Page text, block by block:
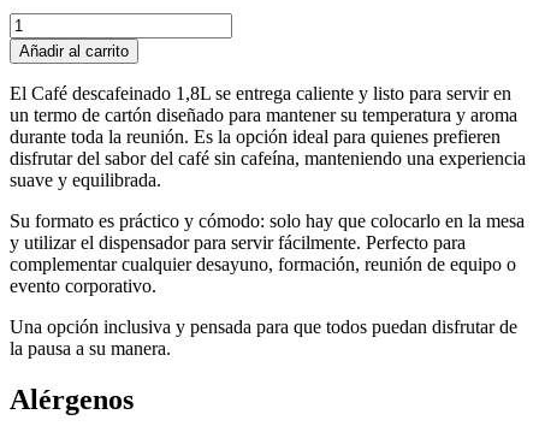
Café
descafeinado
1,8L
cantidad
Añadir al carrito
El Café descafeinado 1,8L se entrega caliente y listo para servir en
un termo de cartón diseñado para mantener su temperatura y aroma
durante toda la reunión. Es la opción ideal para quienes prefieren
disfrutar del sabor del café sin cafeína, manteniendo una experiencia
suave y equilibrada.
Su formato es práctico y cómodo: solo hay que colocarlo en la mesa
y utilizar el dispensador para servir fácilmente. Perfecto para
complementar cualquier desayuno, formación, reunión de equipo o
evento corporativo.
Una opción inclusiva y pensada para que todos puedan disfrutar de
la pausa a su manera.
Alérgenos